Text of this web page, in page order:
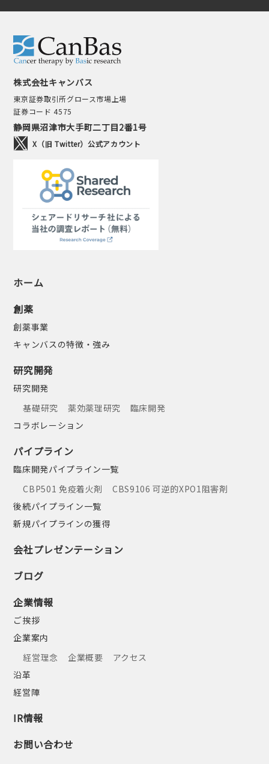
株式会社キャンバス
東京証券取引所グロース市場上場
証券コード 4575
静岡県沼津市大手町二丁目2番1号
X（旧 Twitter）公式アカウント
ホーム
創薬
創薬事業
キャンバスの特徴・強み
研究開発
研究開発
基礎研究
薬効薬理研究
臨床開発
コラボレーション
パイプライン
臨床開発パイプライン一覧
CBP501 免疫着火剤
CBS9106 可逆的XPO1阻害剤
後続パイプライン一覧
新規パイプラインの獲得
会社プレゼンテーション
ブログ
企業情報
ご挨拶
企業案内
経営理念
企業概要
アクセス
沿革
経営陣
IR情報
お問い合わせ